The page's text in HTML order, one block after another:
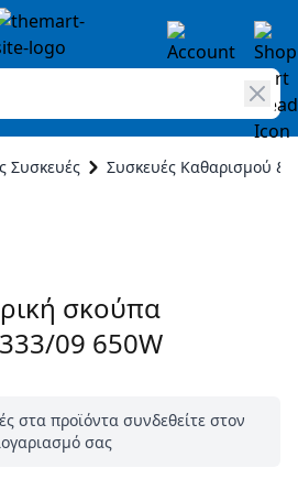
Συσκευές Συσκευές Καθαρισμού &
σκούπα
09 650W
στα προϊόντα συνδεθείτε στον
σας